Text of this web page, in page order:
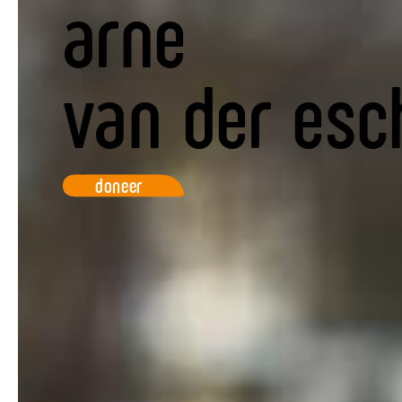
arne
van der
doneer